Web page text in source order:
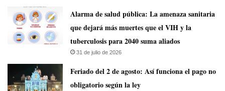
​Alarma de salud pública: La amenaza sanitaria
que dejará más muertes que el VIH y la
tuberculosis para 2040 suma aliados
31 de julio de 2026
Feriado del 2 de agosto: Así funciona el pago no
obligatorio según la ley